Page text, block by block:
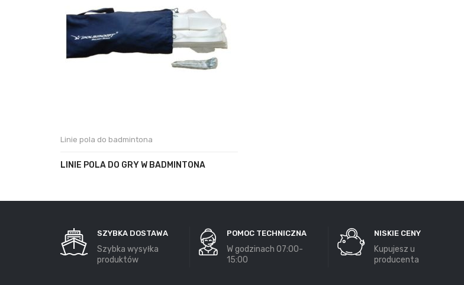
Linie pola do badmintona
LINIE POLA DO GRY W BADMINTONA
SZYBKA DOSTAWA
Szybka wysyłka
produktów
POMOC TECHNICZNA
W godzinach 07:00-
15:00
NISKIE CENY
Kupujesz u
producenta